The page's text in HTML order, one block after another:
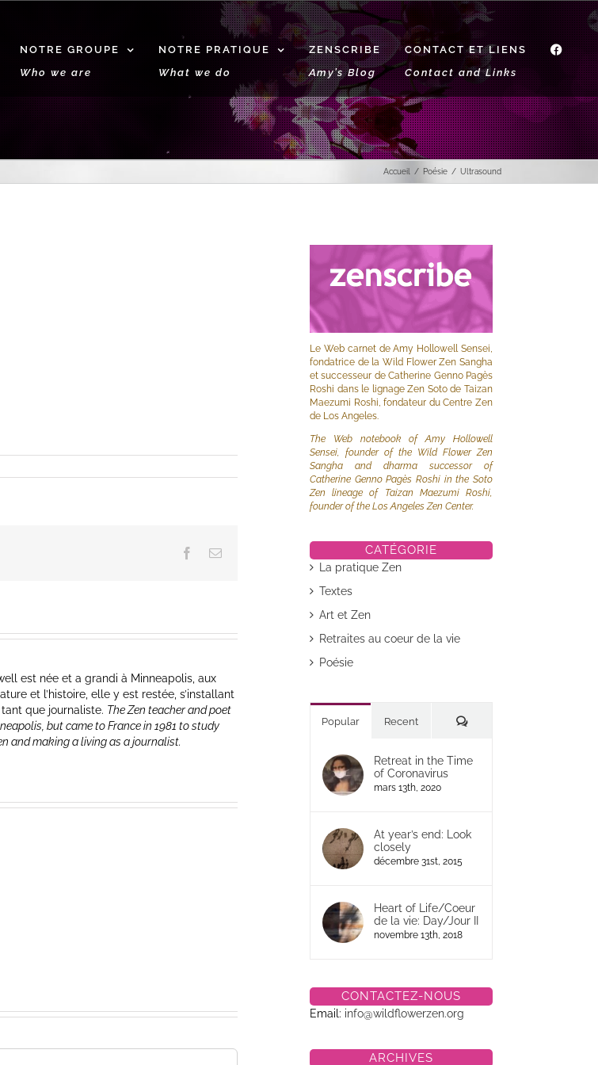
NOTRE GROUPE
Who we are
NOTRE PRATIQUE
What we do
ZENSCRIBE
Amy’s Blog
CONTACT ET LIENS
Contact and Links
f
Accueil Poésie Ultrasound
Facebook
Email
est née et a grandi à Minneapolis, aux
et l’histoire, elle y est restée, s’installant
que journaliste. The Zen teacher and poet
but came to France in 1981 to study
and making a living as a journalist.
Le Web carnet de Amy Hollowell Sensei,
fondatrice de la Wild Flower Zen Sangha
et successeur de Catherine Genno Pagès
Roshi dans le lignage Zen Soto de Taizan
Maezumi Roshi, fondateur du Centre Zen
de Los Angeles.
The Web notebook of Amy Hollowell
Sensei, founder of the Wild Flower Zen
Sangha and dharma successor of
Catherine Genno Pagès Roshi in the Soto
Zen lineage of Taizan Maezumi Roshi,
founder of the Los Angeles Zen Center.
CATÉGORIE
La pratique Zen
Textes
Art et Zen
Retraites au coeur de la vie
Poésie
Popular Recent Commentaires
Retreat in the Time
of Coronavirus
mars 13th, 2020
At year’s end: Look
closely
décembre 31st, 2015
Heart of Life/Coeur
de la vie: Day/Jour II
novembre 13th, 2018
CONTACTEZ-NOUS
Email: info@wildflowerzen.org
ARCHIVES